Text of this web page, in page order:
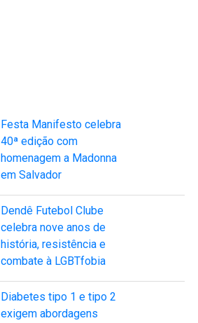
Festa Manifesto celebra
40ª edição com
homenagem a Madonna
em Salvador
Dendê Futebol Clube
celebra nove anos de
história, resistência e
combate à LGBTfobia
Diabetes tipo 1 e tipo 2
exigem abordagens